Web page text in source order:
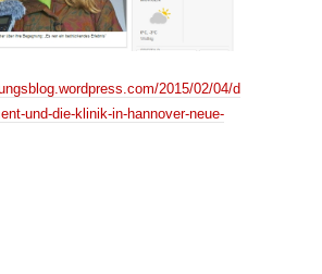
2015/02/04/d
und-die-klinik-in-hannover-neue-